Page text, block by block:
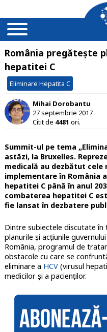
România pregătește
hepatitei C
Eliminare Hepatita C
Mihai Dorobantu
27 septembrie 2017
Citit de 4481 ori.
Summit-ul pe tema
astăzi, la Bruxelles.
medicală au dezbătut cele
implementare în România
hepatitei C până în anul
combaterea hepatitei C
fie lansat în dezbatere
Dintre subiectele discutate
planurile și acțiunile
România, programul de
obstacole cu care se
eliminare a HCV(virusul
medicilor și a pacienților.